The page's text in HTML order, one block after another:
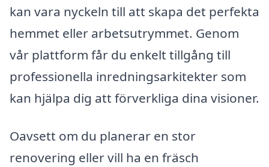
kan vara nyckeln till att skapa det perfekta
hemmet eller arbetsutrymmet. Genom
vår plattform får du enkelt tillgång till
professionella inredningsarkitekter som
kan hjälpa dig att förverkliga dina visioner.
Oavsett om du planerar en stor
renovering eller vill ha en fräsch